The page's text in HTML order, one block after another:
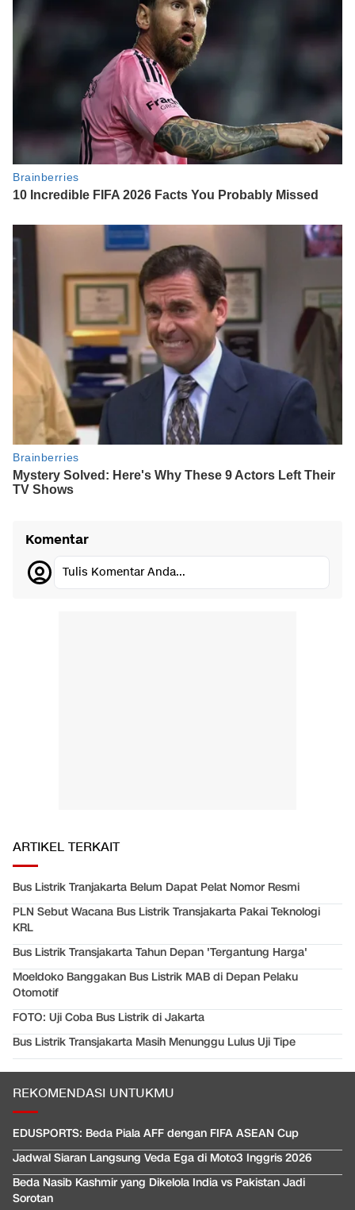
Komentar
Tulis Komentar Anda...
ARTIKEL TERKAIT
Bus Listrik Tranjakarta Belum Dapat Pelat Nomor Resmi
PLN Sebut Wacana Bus Listrik Transjakarta Pakai Teknologi
KRL
Bus Listrik Transjakarta Tahun Depan 'Tergantung Harga'
Moeldoko Banggakan Bus Listrik MAB di Depan Pelaku
Otomotif
FOTO: Uji Coba Bus Listrik di Jakarta
Bus Listrik Transjakarta Masih Menunggu Lulus Uji Tipe
REKOMENDASI UNTUKMU
EDUSPORTS: Beda Piala AFF dengan FIFA ASEAN Cup
Jadwal Siaran Langsung Veda Ega di Moto3 Inggris 2026
Beda Nasib Kashmir yang Dikelola India vs Pakistan Jadi
Sorotan